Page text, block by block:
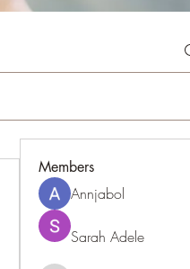
Members
Annjabol
Sarah Adele